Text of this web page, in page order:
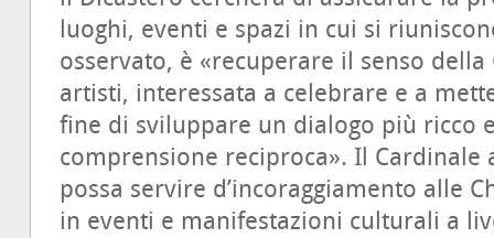
luoghi, eventi e spazi in cui si
osservato, è «recuperare il senso
artisti, interessata a celebrare e a
fine di sviluppare un dialogo più ricco
comprensione reciproca». Il Cardinale
possa servire d’incoraggiamento alle
in eventi e manifestazioni culturali a